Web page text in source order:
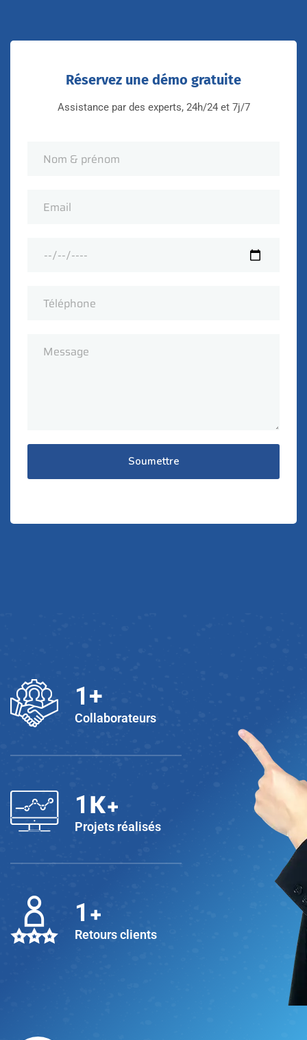
Réservez une démo gratuite
Assistance par des experts, 24h/24 et 7j/7
Soumettre
1+
Collaborateurs
1 K+
Projets réalisés
1 +
Retours clients